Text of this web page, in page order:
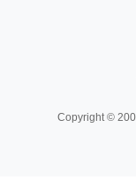
Copyright ©